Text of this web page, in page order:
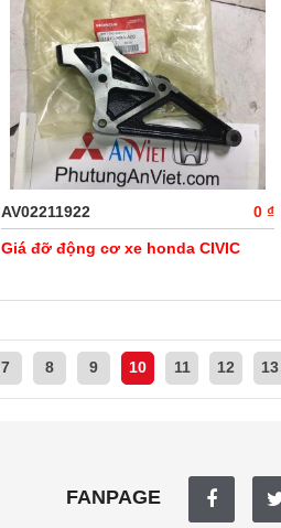
AV02211922 0 ₫
Giá đỡ động cơ xe honda CIVIC
7 8 9 10 11 12 13
FANPAGE